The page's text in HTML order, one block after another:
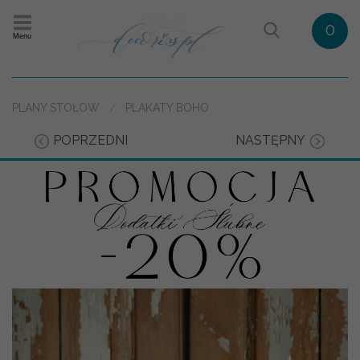
Menu 0
PLANY STOŁÓW PLAKATY BOHO
POPRZEDNI NASTĘPNY